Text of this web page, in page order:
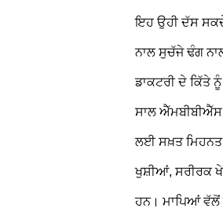
ਇਹ ਉਹੀ ਦੱਸ
ਨਾਲ ਸੁਚੱਜੇ ਢੰਗ
ਡਾਕਟਰੀ ਦੇ ਕਿੱਤੇ
ਸਾਲ ਐੱਮਬੀਬੀਐੱਸ
ਲਈ ਸਖ਼ਤ
ਖੁਸ਼ੀਆਂ, ਸਰੀਰਕ
ਹਨ। ਮਾਪਿਆਂ ਵੱਲੋਂ